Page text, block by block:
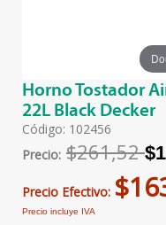
Horno Tostador
22L Black Decker
Código: 102456
Precio: $261,52
Precio Efectivo:
Precio incluye IVA